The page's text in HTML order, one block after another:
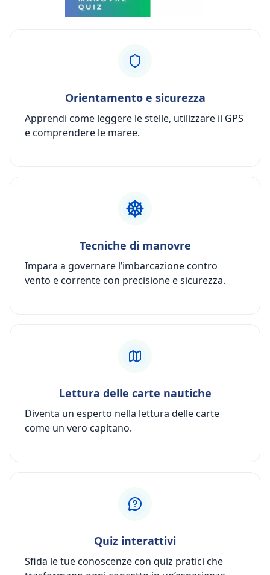
Orientamento e sicurezza
Apprendi come leggere le stelle, utilizzare il GPS
e comprendere le maree.
Tecniche di manovre
Impara a governare l’imbarcazione contro
vento e corrente con precisione e sicurezza.
Lettura delle carte nautiche
Diventa un esperto nella lettura delle carte
come un vero capitano.
Quiz interattivi
Sfida le tue conoscenze con quiz pratici che